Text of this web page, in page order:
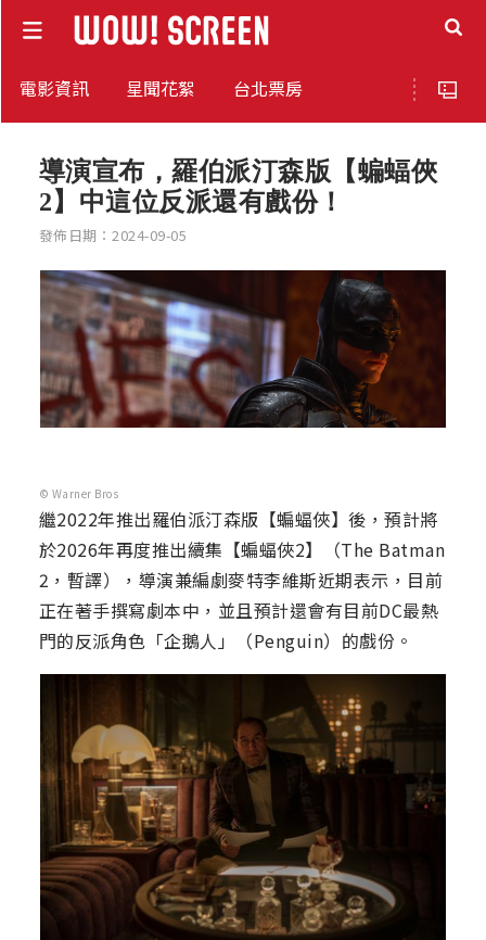
電影資訊 星聞花絮 台北票房
導演宣布，羅伯派汀森版【蝙蝠俠
2】中這位反派還有戲份！
發佈日期：2024-09-05
© Warner Bros
繼2022年推出羅伯派汀森版【蝙蝠俠】後，預計將
於2026年再度推出續集【蝙蝠俠2】（The Batman
2，暫譯），導演兼編劇麥特李維斯近期表示，目前
正在著手撰寫劇本中，並且預計還會有目前DC最熱
門的反派角色「企鵝人」（Penguin）的戲份。